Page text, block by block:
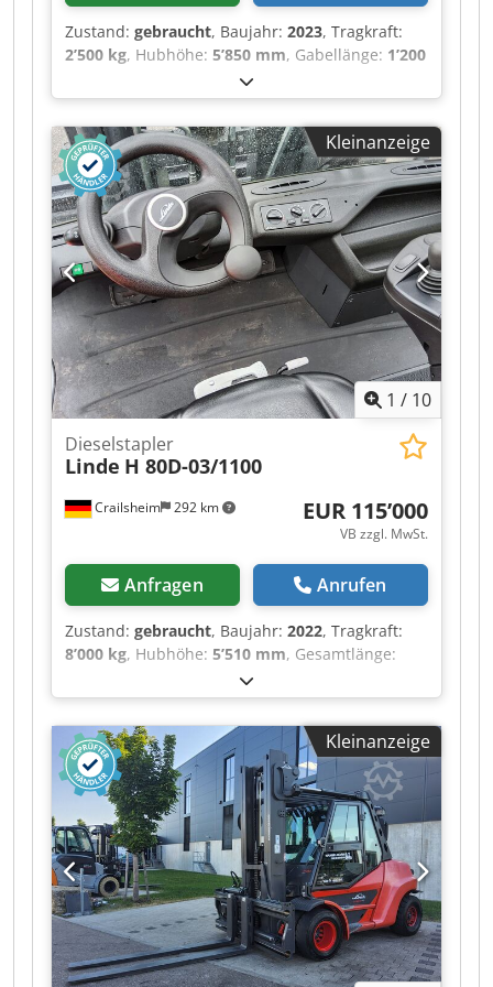
Zustand: gebraucht, Baujahr: 2023, Tragkraft:
2’500 kg, Hubhöhe: 5’850 mm, Gabellänge: 1’200
5’094 mm
seitliche Reichweite: 3.40 m ・Ausbrechkraft mit
Schaufel: 3427 daN ・Kippwinkel 12 ° ・
Schüttwinkel 117 ° ・Wenderadius (über Räder)
3.31 m ・Eigengewicht (mit Gabel) 4800 kg ・
Bereifung: Pneumatisch ・Heben 8 s ・Senken
5.40 s ・Teleskop ausfahren 5.60 s ・Teleskop
Einfahren 4.30 s ・Ankippen 3.50 s ・Auskippen
3.60 s ・Anzahl der Zylinder / Tragfähigkeit der
Zylinder 4 - 3331 cm³ ・Nennleistung
Verbrennungsmotor - Leistung (kW) 75 Hp / 55.40
kW ・Max. Drehmoment / Motordrehzahl 265
Nm @ 1400 rpm ・Zugkraft 3550 daN ・Anzahl
der Gänge (vorwärts / rückwärts) 2 / 2 ・Max.
travel speed 24.90 km/h ・Parkbremse
Automatische negative Parkbremse ・
Festellbremse Ölbad Lamellenbremsen an den
Vorderachsen ・Pumpenart Zahnradpumpe ・
Hydrauliköl 115 l ・Fassungsvermögen des
Kraftstofftanks 63 l ・Geräuschpegel im
Fahrerstand (LpA) 76 dB ・Umgebungsgeräusch
(LwA) 104 dB ・Schwingungsbelastung
Hand/Arm < 2.50 m/s² ・Lenkräder (vorne /
hinten) 2 / 2 ・Antriebsräder (vorne / hinten) 2 /
2 ・Sicherheit / Sicherheit Zulassung der Kabine
Standard EN 15000 / Kabine ROPS - FOPS Stufe 1
・Steuerungen JSM Credpfx Amjztglksvof
Kleinanzeige
1 / 10
Crailsheim 292 km
Dieselstapler
Linde H 80D-03/1100
EUR 115’000
VB zzgl. MwSt.
Anfragen Anrufen
Zustand: gebraucht, Baujahr: 2022, Tragkraft:
8’000 kg, Hubhöhe: 5’510 mm, Gesamtlänge:
, · Doppelpedalsteuerung für Vorwärts-
und Rückwärtsfahrt · hydrostatisches Bremsen ·
Joysticks in Armlehne integriert · Blendfreies
Display mit Anzeigen für u.a. Tankinhalt, Uhrzeit,
Betriebsstunden, Serviceinfos. · Variable
Verstellpumpe für geringeren Energieverbrauch
· Linde Engine Protection System (LEPS):
Überwachung · Warnung und
Leistungsreduzierung beim Über- bzw.
Unterschreiten verschiedener
Leistungsparameter wie Motorölstand/-druck,
Kühlwasserstand/-temperatur,
Hydrauliköltemperatur, Luftfilterunterdruck ·
Hohe Sicherheit und Stabilität durch Linde
Kleinanzeige